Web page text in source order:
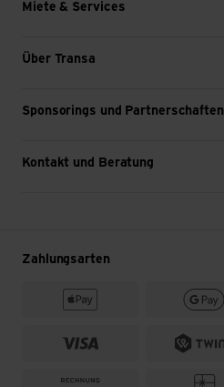
Miete & Services
Über Transa
Sponsorings und Partnerschaften
Kontakt und Beratung
Zahlungsarten